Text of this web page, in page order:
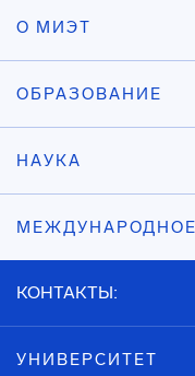
О МИЭТ
ОБРАЗОВАНИЕ
НАУКА
КОНТАКТЫ:
УНИВЕРСИТЕТ